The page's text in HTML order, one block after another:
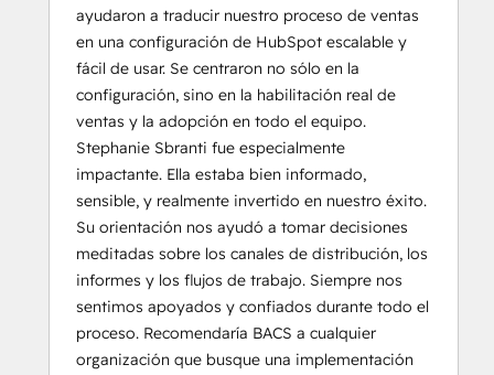
ayudaron a traducir nuestro proceso de ventas
en una configuración de HubSpot escalable y
fácil de usar. Se centraron no sólo en la
configuración, sino en la habilitación real de
ventas y la adopción en todo el equipo.
Stephanie Sbranti fue especialmente
impactante. Ella estaba bien informado,
sensible, y realmente invertido en nuestro éxito.
Su orientación nos ayudó a tomar decisiones
meditadas sobre los canales de distribución, los
informes y los flujos de trabajo. Siempre nos
sentimos apoyados y confiados durante todo el
proceso. Recomendaría BACS a cualquier
organización que busque una implementación